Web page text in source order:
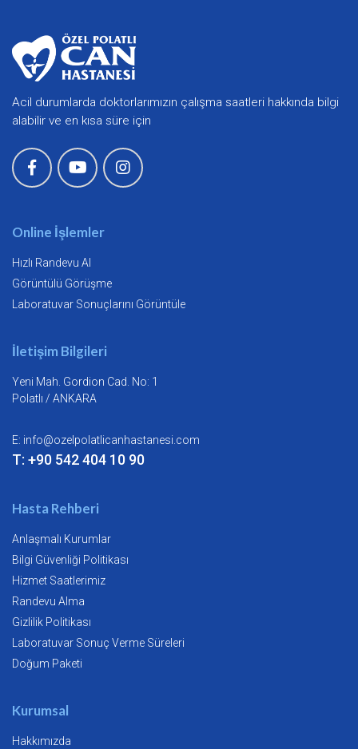
Acil durumlarda doktorlarımızın çalışma saatleri hakkında bilgi
alabilir ve en kısa süre için
Online İşlemler
Hızlı Randevu Al
Görüntülü Görüşme
Laboratuvar Sonuçlarını Görüntüle
İletişim Bilgileri
Yeni Mah. Gordion Cad. No: 1
Polatlı / ANKARA
E: info@ozelpolatlicanhastanesi.com
T: +90 542 404 10 90
Hasta Rehberi
Anlaşmalı Kurumlar
Bilgi Güvenliği Politikası
Hizmet Saatlerimiz
Randevu Alma
Gizlilik Politikası
Laboratuvar Sonuç Verme Süreleri
Doğum Paketi
Kurumsal
Hakkımızda